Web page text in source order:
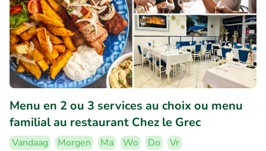
Menu en 2 ou 3 services au choix ou menu
familial au restaurant Chez le Grec
Vandaag Morgen Ma Wo Do
Vr